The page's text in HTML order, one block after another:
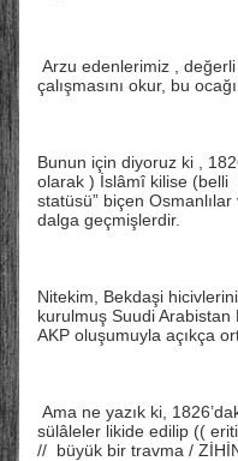
Arzu edenlerimiz , değerli
çalışmasını okur, bu
Bunun için diyoruz ki ,
olarak ) İslâmî kilise (belli
statüsü” biçen
dalga geçmişlerdir.
Nitekim, Bekdaşi
kurulmuş Suudi Arabistan
AKP oluşumuyla açıkça
Ama ne yazık ki,
sülâleler likide edilip ((
// büyük bir travma /